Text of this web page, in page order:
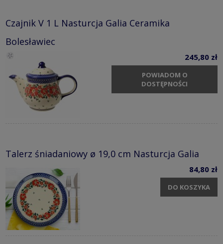
Czajnik V 1 L Nasturcja Galia Ceramika
Bolesławiec
245,80 zł
POWIADOM O
DOSTĘPNOŚCI
Talerz śniadaniowy ø 19,0 cm Nasturcja Galia
84,80 zł
DO KOSZYKA